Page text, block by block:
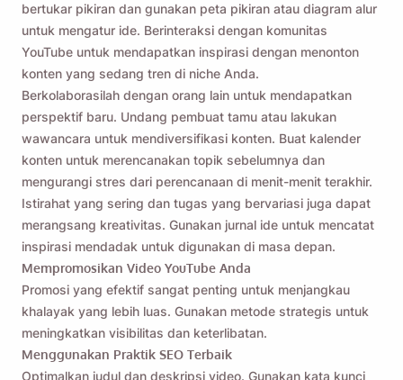
bertukar pikiran dan gunakan peta pikiran atau diagram alur
untuk mengatur ide. Berinteraksi dengan komunitas
YouTube untuk mendapatkan inspirasi dengan menonton
konten yang sedang tren di niche Anda.
Berkolaborasilah dengan orang lain untuk mendapatkan
perspektif baru. Undang pembuat tamu atau lakukan
wawancara untuk mendiversifikasi konten. Buat kalender
konten untuk merencanakan topik sebelumnya dan
mengurangi stres dari perencanaan di menit-menit terakhir.
Istirahat yang sering dan tugas yang bervariasi juga dapat
merangsang kreativitas. Gunakan jurnal ide untuk mencatat
inspirasi mendadak untuk digunakan di masa depan.
Mempromosikan Video YouTube Anda
Promosi yang efektif sangat penting untuk menjangkau
khalayak yang lebih luas. Gunakan metode strategis untuk
meningkatkan visibilitas dan keterlibatan.
Menggunakan Praktik SEO Terbaik
Optimalkan judul dan deskripsi video. Gunakan kata kunci